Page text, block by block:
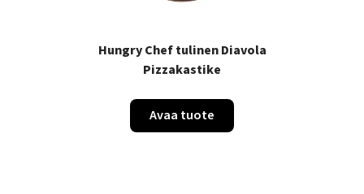
Hungry Chef tulinen Diavola
Pizzakastike
Avaa tuote